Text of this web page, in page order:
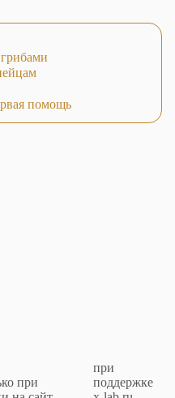
помощь
при
при
поддержке